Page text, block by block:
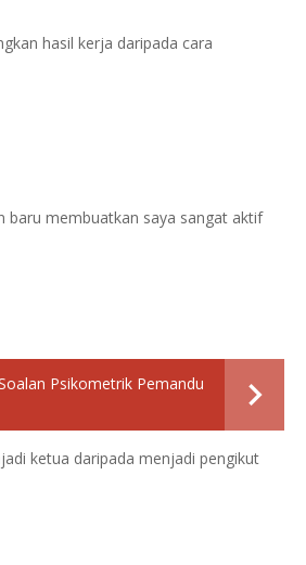
hasil kerja daripada cara
baru membuatkan saya sangat aktif
Psikometrik Pemandu
ketua daripada menjadi pengikut